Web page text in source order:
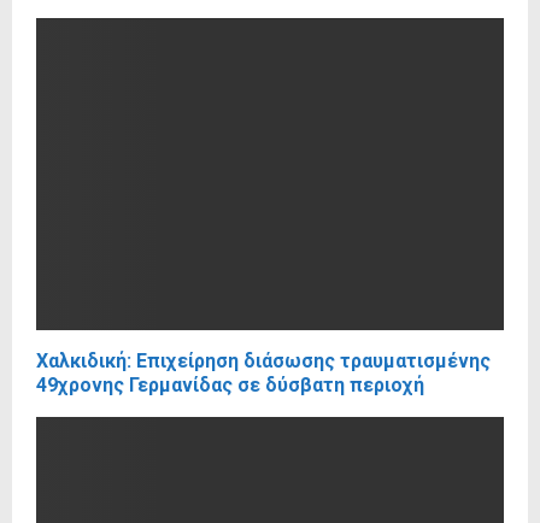
Χαλκιδική: Επιχείρηση διάσωσης τραυματισμένης
49χρονης Γερμανίδας σε δύσβατη περιοχή